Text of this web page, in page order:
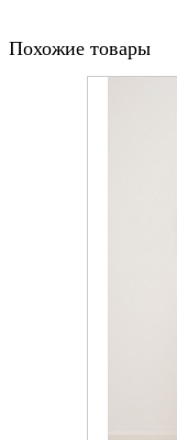
Похожие товары